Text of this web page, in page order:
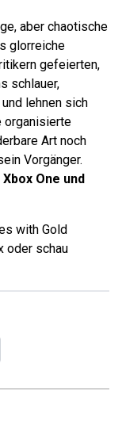
aber chaotische
glorreiche
gefeierten,
schlauer,
lehnen sich
organisierte
Art noch
Vorgänger.
One und
with Gold
oder schau